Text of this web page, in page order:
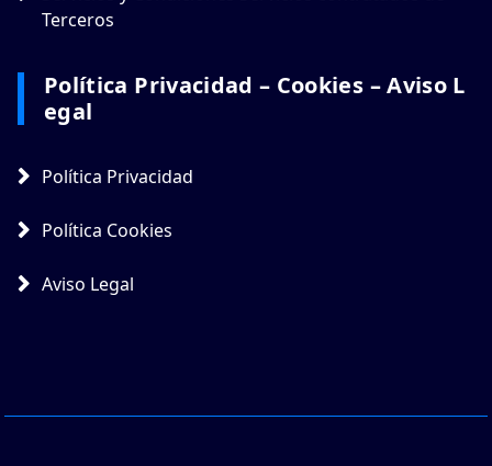
Terceros
Política Privacidad – Cookies – Aviso L
Egal
Política Privacidad
Política Cookies
Aviso Legal